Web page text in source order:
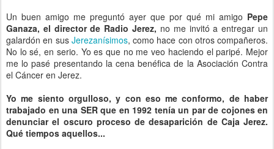
Un buen amigo me preguntó ayer que por qué mi amigo Pepe
Ganaza, el director de Radio Jerez, no me invitó a entregar un
galardón en sus Jerezanísimos, como hace con otros compañeros.
No lo sé, en serio. Yo es que no me veo haciendo el paripé. Mejor
me lo pasé presentando la cena benéfica de la Asociación Contra
el Cáncer en Jerez.
Yo me siento orgulloso, y con eso me conformo, de haber
trabajado en una SER que en 1992 tenía un par de cojones en
denunciar el oscuro proceso de desaparición de Caja Jerez.
Qué tiempos aquellos...